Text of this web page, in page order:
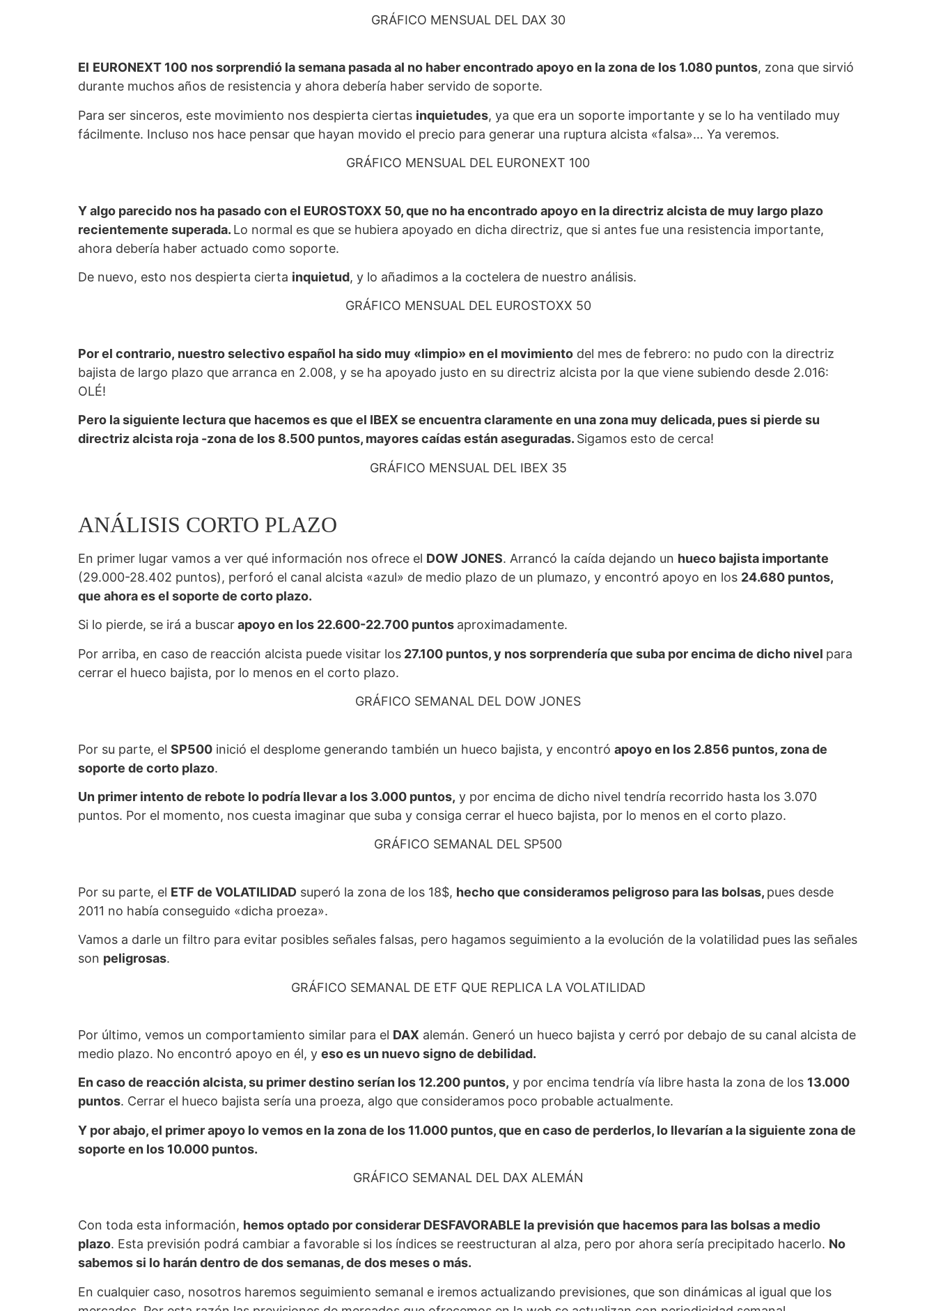
GRÁFICO MENSUAL DEL DAX 30
El EURONEXT 100 nos sorprendió la semana pasada al no haber encontrado apoyo en la zona de los 1.080 puntos, zona que sirvió
durante muchos años de resistencia y ahora debería haber servido de soporte.
Para ser sinceros, este movimiento nos despierta ciertas inquietudes, ya que era un soporte importante y se lo ha ventilado muy
fácilmente. Incluso nos hace pensar que hayan movido el precio para generar una ruptura alcista «falsa»… Ya veremos.
GRÁFICO MENSUAL DEL EURONEXT 100
Y algo parecido nos ha pasado con el EUROSTOXX 50, que no ha encontrado apoyo en la directriz alcista de muy largo plazo
recientemente superada. Lo normal es que se hubiera apoyado en dicha directriz, que si antes fue una resistencia importante,
ahora debería haber actuado como soporte.
De nuevo, esto nos despierta cierta inquietud, y lo añadimos a la coctelera de nuestro análisis.
GRÁFICO MENSUAL DEL EUROSTOXX 50
Por el contrario, nuestro selectivo español ha sido muy «limpio» en el movimiento del mes de febrero: no pudo con la directriz
bajista de largo plazo que arranca en 2.008, y se ha apoyado justo en su directriz alcista por la que viene subiendo desde 2.016:
OLÉ!
Pero la siguiente lectura que hacemos es que el IBEX se encuentra claramente en una zona muy delicada, pues si pierde su
directriz alcista roja -zona de los 8.500 puntos, mayores caídas están aseguradas. Sigamos esto de cerca!
GRÁFICO MENSUAL DEL IBEX 35
ANÁLISIS CORTO PLAZO
En primer lugar vamos a ver qué información nos ofrece el DOW JONES. Arrancó la caída dejando un hueco bajista importante
(29.000-28.402 puntos), perforó el canal alcista «azul» de medio plazo de un plumazo, y encontró apoyo en los 24.680 puntos,
que ahora es el soporte de corto plazo.
Si lo pierde, se irá a buscarapoyo en los 22.600-22.700 puntos aproximadamente.
Por arriba, en caso de reacción alcista puede visitar los 27.100 puntos, y nos sorprendería que suba por encima de dicho nivel para
cerrar el hueco bajista, por lo menos en el corto plazo.
GRÁFICO SEMANAL DEL DOW JONES
Por su parte, el SP500 inició el desplome generando también un hueco bajista, y encontró apoyo en los 2.856 puntos, zona de
soporte de corto plazo.
Un primer intento de rebote lo podría llevar a los 3.000 puntos, y por encima de dicho nivel tendría recorrido hasta los 3.070
puntos. Por el momento, nos cuesta imaginar que suba y consiga cerrar el hueco bajista, por lo menos en el corto plazo.
GRÁFICO SEMANAL DEL SP500
Por su parte, el ETF de VOLATILIDAD superó la zona de los 18$, hecho que consideramos peligroso para las bolsas, pues desde
2011 no había conseguido «dicha proeza».
Vamos a darle un filtro para evitar posibles señales falsas, pero hagamos seguimiento a la evolución de la volatilidad pues las señales
son peligrosas.
GRÁFICO SEMANAL DE ETF QUE REPLICA LA VOLATILIDAD
Por último, vemos un comportamiento similar para el DAX alemán. Generó un hueco bajista y cerró por debajo de su canal alcista de
medio plazo. No encontró apoyo en él, y eso es un nuevo signo de debilidad.
En caso de reacción alcista, su primer destino serían los 12.200 puntos, y por encima tendría vía libre hasta la zona de los 13.000
puntos. Cerrar el hueco bajista sería una proeza, algo que consideramos poco probable actualmente.
Y por abajo, el primer apoyo lo vemos en la zona de los 11.000 puntos, que en caso de perderlos, lo llevarían a la siguiente zona de
soporte en los 10.000 puntos.
GRÁFICO SEMANAL DEL DAX ALEMÁN
Con toda esta información, hemos optado por considerar DESFAVORABLE la previsión que hacemos para las bolsas a medio
plazo. Esta previsión podrá cambiar a favorable si los índices se reestructuran al alza, pero por ahora sería precipitado hacerlo. No
sabemos si lo harán dentro de dos semanas, de dos meses o más.
En cualquier caso, nosotros haremos seguimiento semanal e iremos actualizando previsiones, que son dinámicas al igual que los